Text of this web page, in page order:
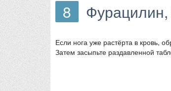
8 Фурацилин,
Если нога уже растёрта в кровь,
Затем засыпьте раздавленной